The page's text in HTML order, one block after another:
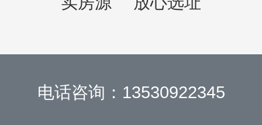
电话咨询：13530922345